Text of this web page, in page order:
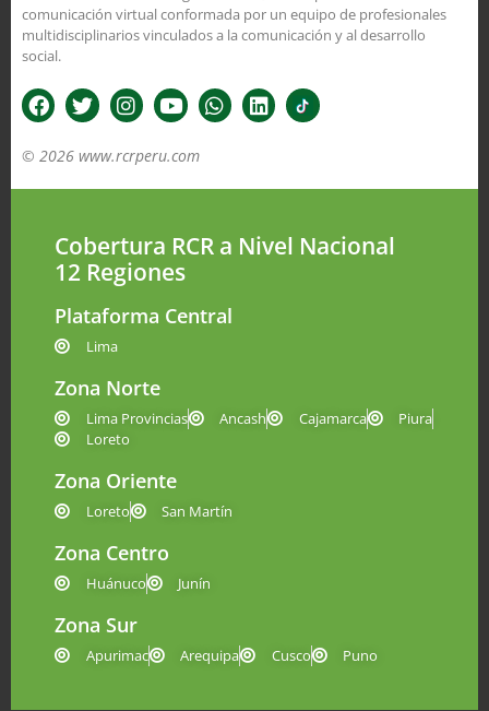
comunicación virtual conformada por un equipo de profesionales
multidisciplinarios vinculados a la comunicación y al desarrollo
social.
© 2026 www.rcrperu.com
Cobertura RCR a Nivel Nacional
12 Regiones
Plataforma Central
Lima
Zona Norte
Lima Provincias Ancash Cajamarca
Piura
Loreto
Zona Oriente
Loreto San Martín
Zona Centro
Huánuco Junín
Zona Sur
Apurimac Arequipa Cusco Puno